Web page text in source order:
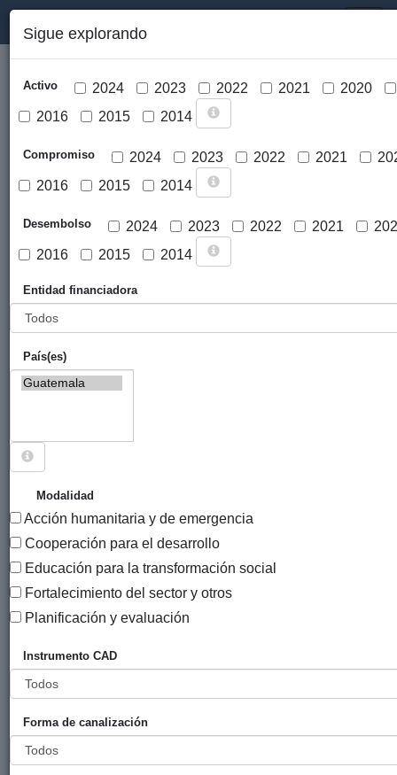
Cargar mapa
Sigue explorando
Activo 2024 2023 2022 2021
2020
2016
2015 2014
Compromiso 2024 2023 2022 2021
2016
2015 2014
Desembolso 2024 2023 2022 2021
2016
2015 2014
Entidad financiadora
País(es)
Modalidad
Acción humanitaria y de emergencia
Cooperación para el desarrollo
Educación para la transformación social
Fortalecimiento del sector y otros
Planificación y evaluación
Instrumento CAD
Forma de canalización
PROYECTOS CUYO PAÍS ES GUATEMALA.
416 PROYECTOS
Título
Entidad
financiadora
Entidad
Construcción de
un sistema de
agua potable en
Chacou. Fase I
de Bilbao
Fondoa
Construcción de
Ayuntamiento
Euskal
2020